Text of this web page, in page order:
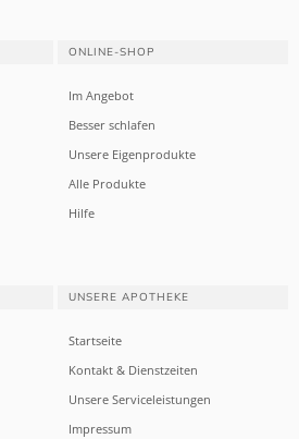
ONLINE-SHOP
Im Angebot
Besser schlafen
Unsere Eigenprodukte
Alle Produkte
Hilfe
UNSERE APOTHEKE
Startseite
Kontakt & Dienstzeiten
Unsere Serviceleistungen
Impressum